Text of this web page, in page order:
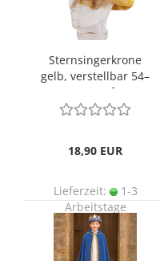
Sternsingerkrone
gelb, verstellbar 54–
60 cm Umfang
18,90 EUR
Lieferzeit:
1-3
Arbeitstage